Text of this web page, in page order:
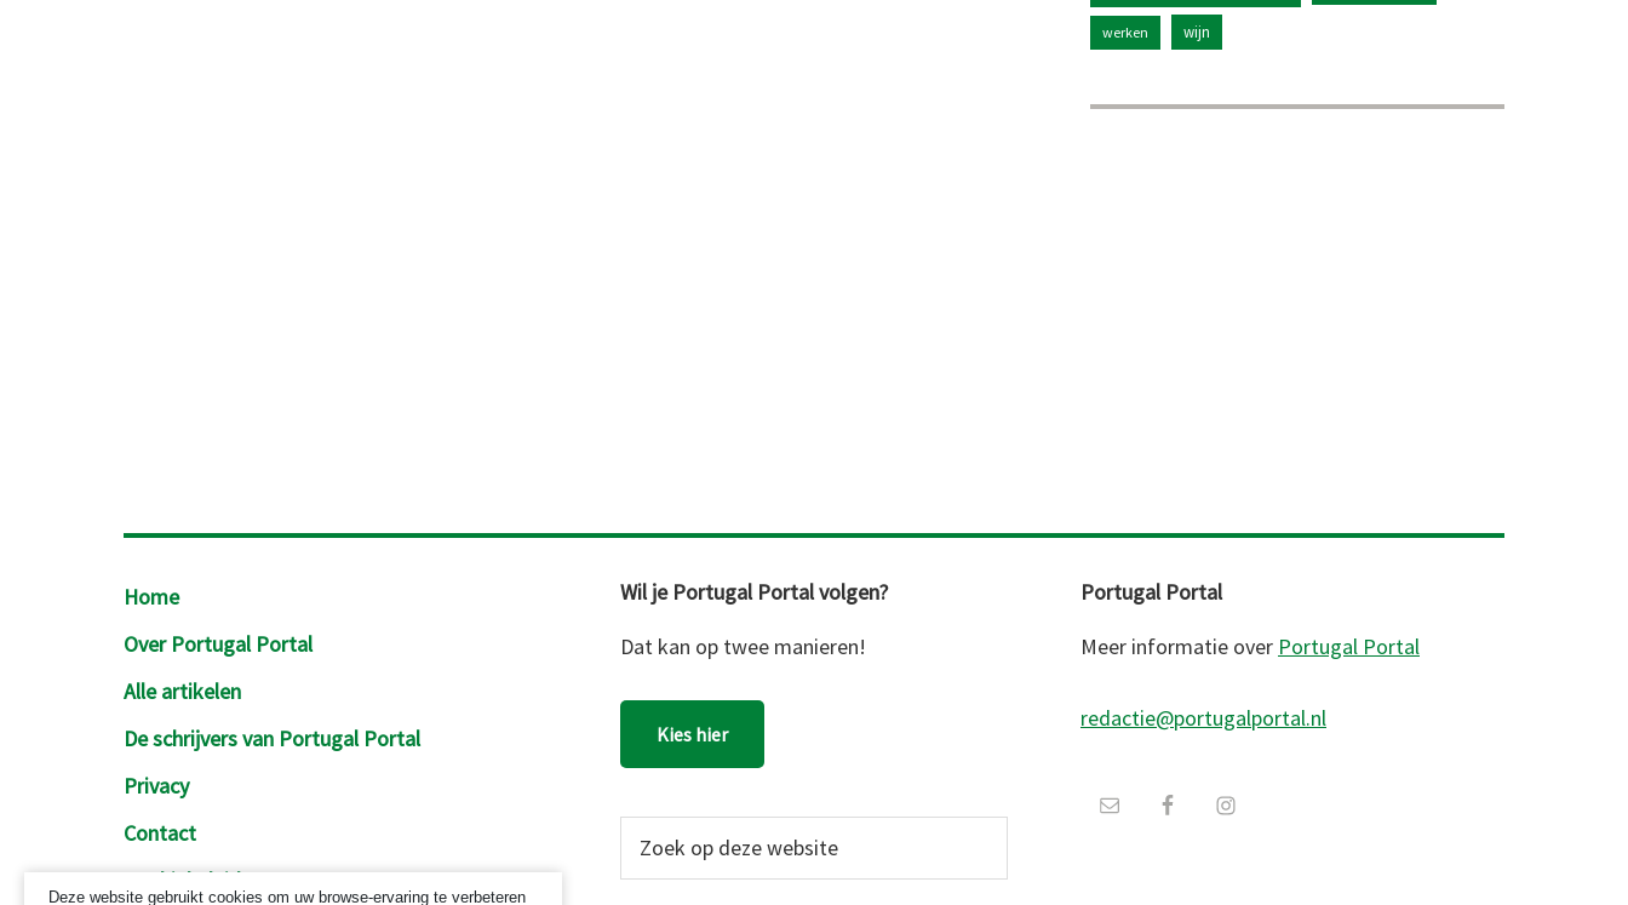
werken wijn
Footer
Home
Over Portugal Portal
Alle artikelen
De schrijvers van Portugal Portal
Privacy
Contact
Cookiebeleid
Wil je Portugal Portal volgen?
Dat kan op twee manieren!
Kies hier
Portugal Portal
Meer informatie over Portugal Portal
redactie@portugalportal.nl
Deze website gebruikt cookies om uw browse-ervaring te verbeteren